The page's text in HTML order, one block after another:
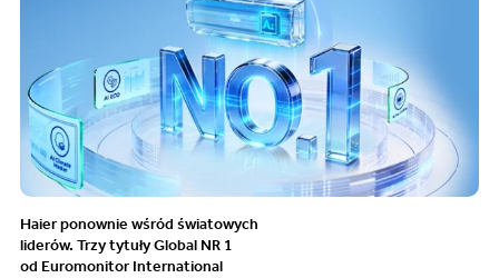
Haier ponownie wśród światowych
liderów. Trzy tytuły Global NR 1
od Euromonitor International